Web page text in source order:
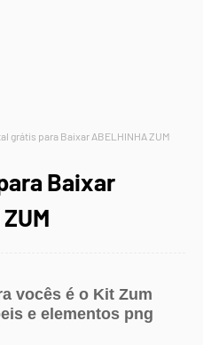
grátis para Baixar ABELHINHA ZUM
Baixar
vocês é o Kit Zum
e elementos png